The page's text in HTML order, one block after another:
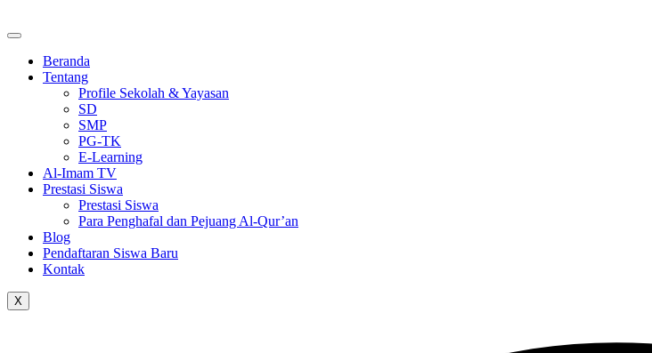
to
contentBeranda
Tentang
Profile Sekolah & Yayasan
SD
SMP
PG-TK
E-Learning
Al-Imam TV
Prestasi Siswa
Prestasi Siswa
Para Penghafal dan Pejuang Al-Qur’an
Blog
Pendaftaran Siswa Baru
Kontak
X